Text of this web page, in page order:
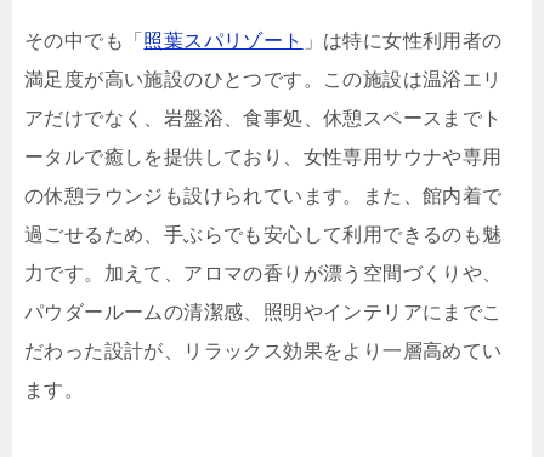
その中でも「 照葉スパリゾート
」は特に女性利用者の
満足度が高い施設のひとつです。この施設は温浴エリ
アだけでなく、岩盤浴、食事処、休憩スペースまでト
ータルで癒しを提供しており、女性専用サウナや専用
の休憩ラウンジも設けられています。また、館内着で
過ごせるため、手ぶらでも安心して利用できるのも魅
力です。加えて、アロマの香りが漂う空間づくりや、
パウダールームの清潔感、照明やインテリアにまでこ
だわった設計が、リラックス効果をより一層高めてい
ます。